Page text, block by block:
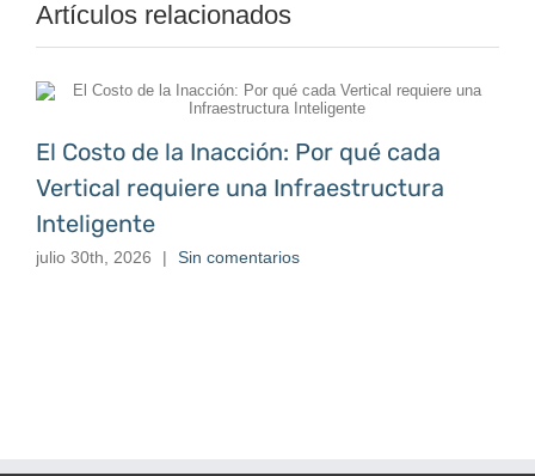
Artículos relacionados
El Costo de la Inacción: Por qué cada
Vertical requiere una Infraestructura
Inteligente
julio 30th, 2026 | Sin comentarios